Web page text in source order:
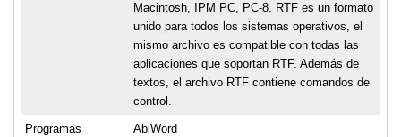
Macintosh, IPM PC, PC-8. RTF es un formato
unido para todos los sistemas operativos, el
mismo archivo es compatible con todas las
aplicaciones que soportan RTF. Además de
textos, el archivo RTF contiene comandos de
control.
Programas
AbiWord